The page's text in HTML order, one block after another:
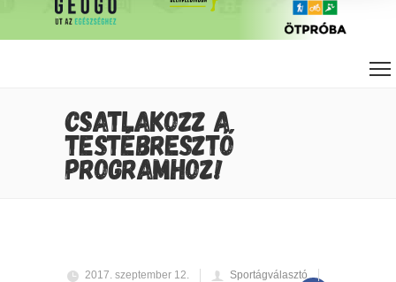
CSATLAKOZZ A
TESTÉBRESZTŐ
PROGRAMHOZ!
2017. szeptember 12.
Sportágválasztó